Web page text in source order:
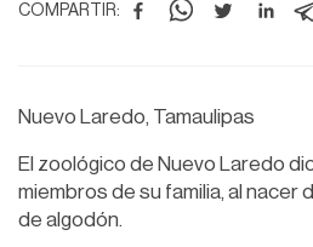
COMPARTIR:
Nuevo Laredo, Tamaulipas
El zoológico de Nuevo Laredo
miembros de su familia, al nacer
de algodón.